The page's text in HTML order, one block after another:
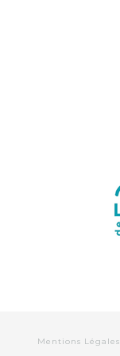
Mentions Légales